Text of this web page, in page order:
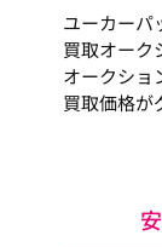
ユーカーパ
買取オーク
オークショ
買取価格が